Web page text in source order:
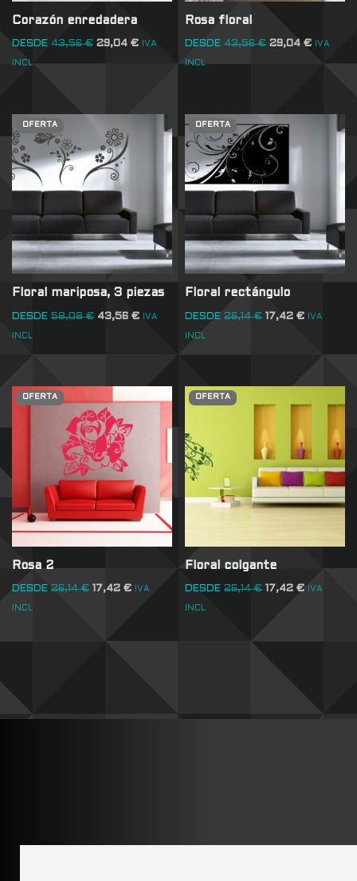
Corazón enredadera
DESDE 43,56€ 29,04 € IVA
INCL
Rosa floral
DESDE 43,56€ 29,04€ IVA
INCL
OFERTA
Floral mariposa, 3 piezas
DESDE 58,08€ 43,56 € IVA
INCL
OFERTA
Floral rectángulo
DESDE 26,14€ 17,42€ IVA
INCL
OFERTA
Rosa 2
DESDE 26,14€ 17,42 € IVA
INCL
OFERTA
Floral colgante
DESDE 26,14€ 17,42€ IVA
INCL